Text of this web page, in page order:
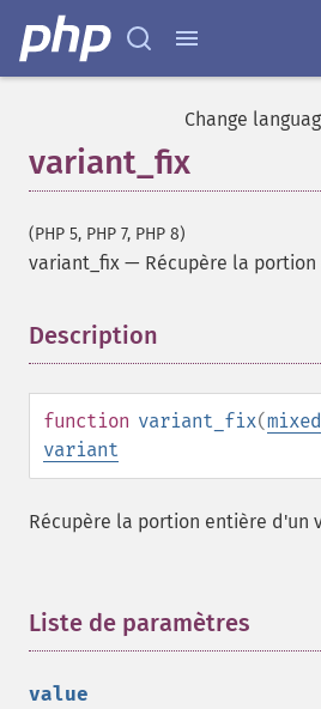
Change
variant_fix
(PHP 5, PHP 7, PHP 8)
variant_fix — Récupère la
Description
function variant_fix(mixed
variant
Récupère la portion entière d'un
Liste de paramètres
value